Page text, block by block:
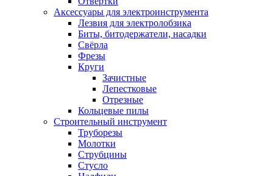
Аксессуары для электроинструмента
Лезвия для электролобзика
Биты, битодержатели, насадки
Свёрла
Фрезы
Круги
Зачистные
Лепестковые
Отрезные
Кольцевые пилы
Строительный инструмент
Труборезы
Молотки
Струбцины
Стусло